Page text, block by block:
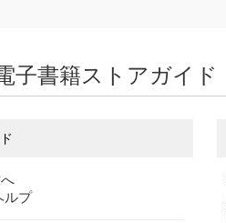
子書籍ストアガイド
ルプ